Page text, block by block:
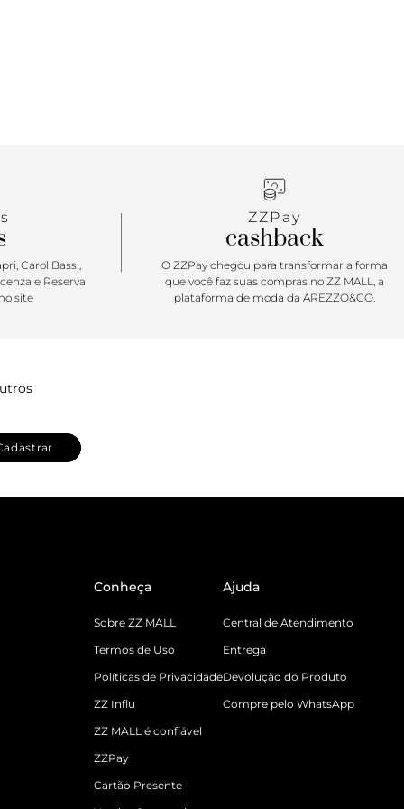
Carol Bassi,
e Reserva
site
ZZPay
cashback
O ZZPay chegou para transformar a forma
que você faz suas compras no ZZ MALL, a
plataforma de moda da AREZZO&CO.
Conheça
Sobre ZZ MALL
Termos de Uso
Políticas de Privacidade
ZZ Influ
ZZ MALL é confiável
ZZPay
Cartão Presente
Ajuda
Central de Atendimento
Entrega
Devolução do Produto
Compre pelo WhatsApp